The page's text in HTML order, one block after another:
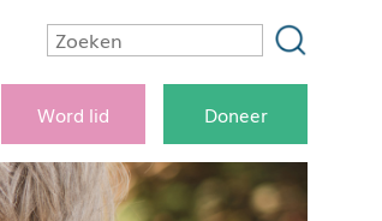
Word lid Doneer